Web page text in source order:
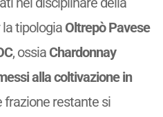
tipologia Oltrepò Pavese
, ossia Chardonnay
alla coltivazione in
frazione restante si